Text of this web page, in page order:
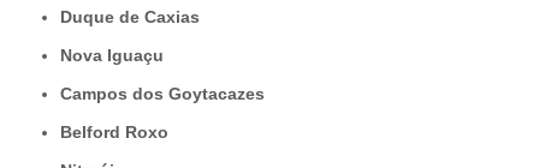
Duque de Caxias
Nova Iguaçu
Campos dos Goytacazes
Belford Roxo